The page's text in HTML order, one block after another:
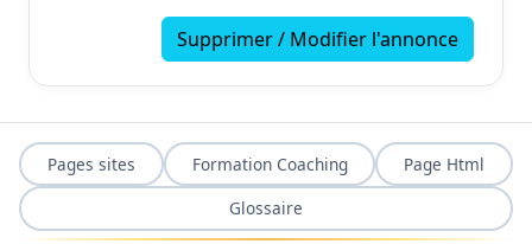
Supprimer / Modifier l'annonce
Pages sites Formation Coaching
Page Html
Glossaire